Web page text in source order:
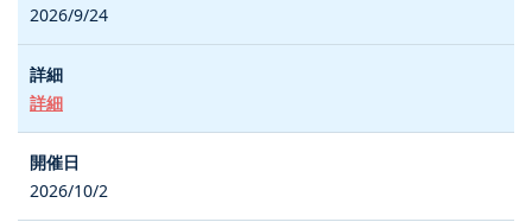
2026/9/24
詳細
2026/10/2